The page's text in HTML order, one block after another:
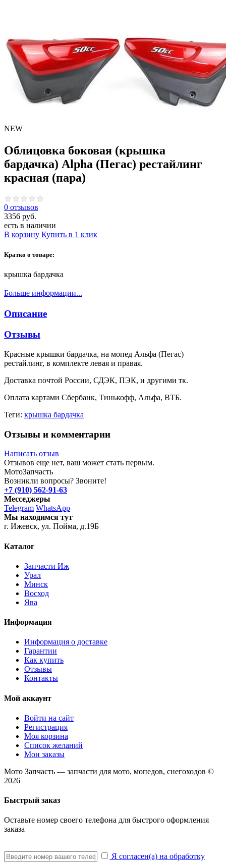
NEW
Облицовка боковая (крышка
бардачка) Alpha (Пегас) рестайлинг
красная (пара)
0 отзывов
3356 руб.
есть в наличии
В корзину Купить в 1 клик
Кратко о товаре:
крышка бардачка
Больше информации...
Описание
Отзывы
Красные крышки бардачка, на мопед Альфа (Пегас)
рестайлинг, в комплекте левая и правая.
Доставка почтой России, СДЭК, ПЭК, и другими тк.
Оплата картами Сбербанк, Тинькофф, Альфа, ВТБ.
Теги: крышка бардачка
Отзывы и комментарии
Написать отзыв
Отзывов еще нет, ваш может стать первым.
МотоЗапчасть
Возникли вопросы? Звоните!
+7 (910) 562-91-63
Месседжеры
Telegram WhatsApp
Мы находимся тут
г. Ижевск, ул. Пойма, д.19Б
Каталог
Запчасти Иж
Урал
Минск
Восход
Ява
Информация
Информация о доставке
Гарантии
Как купить
Отзывы
Контакты
Мой аккаунт
Войти на сайт
Регистрация
Моя корзина
Список желаний
Мои заказы
Мото Запчасть — запчасти для мото, мопедов, снегоходов ©
2026
Быстрый заказ
Оставьте номер своего телефона для быстрого оформления
заказа
Я согласен(а) на обработку